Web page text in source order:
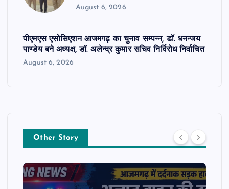
August 6, 2026
पीएमएस एसोसिएशन आजमगढ़ का चुनाव सम्पन्न, डॉ. धनन्जय
पाण्डेय बने अध्यक्ष, डॉ. अलेन्द्र कुमार सचिव निर्विरोध निर्वाचित
August 6, 2026
Other Story